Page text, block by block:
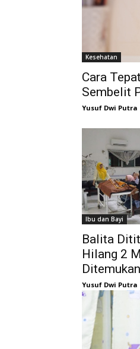
Kesehatan
Cara
Sembelit
Yusuf Dwi Putra
Ibu dan Bayi
Balita
Hilang 2
Yusuf Dwi Putra